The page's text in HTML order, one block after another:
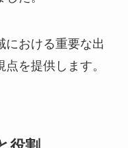
における重要な出
を提供します。